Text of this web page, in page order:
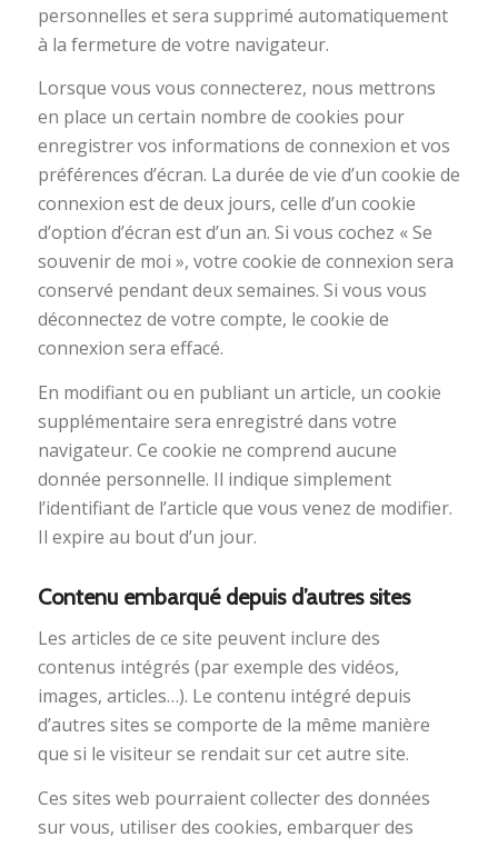
personnelles et sera supprimé automatiquement
à la fermeture de votre navigateur.
Lorsque vous vous connecterez, nous mettrons
en place un certain nombre de cookies pour
enregistrer vos informations de connexion et vos
préférences d’écran. La durée de vie d’un cookie de
connexion est de deux jours, celle d’un cookie
d’option d’écran est d’un an. Si vous cochez « Se
souvenir de moi », votre cookie de connexion sera
conservé pendant deux semaines. Si vous vous
déconnectez de votre compte, le cookie de
connexion sera effacé.
En modifiant ou en publiant un article, un cookie
supplémentaire sera enregistré dans votre
navigateur. Ce cookie ne comprend aucune
donnée personnelle. Il indique simplement
l’identifiant de l’article que vous venez de modifier.
Il expire au bout d’un jour.
Contenu embarqué depuis d’autres sites
Les articles de ce site peuvent inclure des
contenus intégrés (par exemple des vidéos,
images, articles…). Le contenu intégré depuis
d’autres sites se comporte de la même manière
que si le visiteur se rendait sur cet autre site.
Ces sites web pourraient collecter des données
sur vous, utiliser des cookies, embarquer des